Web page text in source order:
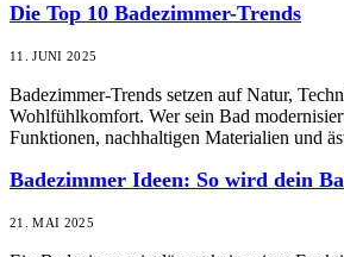
Die Top 10 Badezimmer-Trends
11. JUNI 2025
Badezimmer-Trends setzen auf Natur,
Wohlfühlkomfort. Wer sein Bad
Funktionen, nachhaltigen Materialien und
Badezimmer Ideen: So wird dein
21. MAI 2025